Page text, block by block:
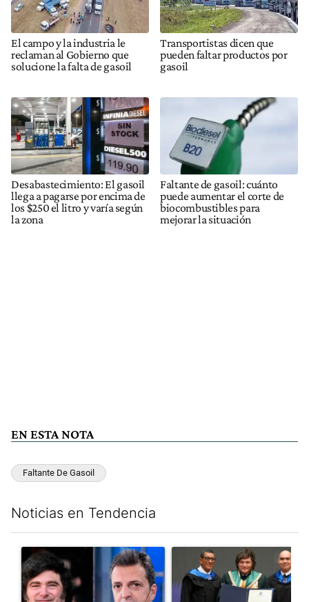
El campo y la industria le
reclaman al Gobierno que
solucione la falta de gasoil
Transportistas dicen que
pueden faltar productos por
gasoil
Desabastecimiento: El gasoil
llega a pagarse por encima de
los $250 el litro y varía según
la zona
Faltante de gasoil: cuánto
puede aumentar el corte de
biocombustibles para
mejorar la situación
EN ESTA NOTA
Faltante De Gasoil
Noticias en Tendencia
Un artículo de tendencia con el título "Los gobernadores
Un artículo de tendencia